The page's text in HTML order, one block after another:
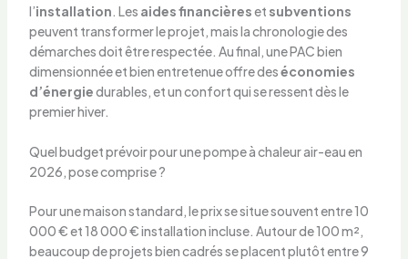
l’installation . Les aides financièreset subventions
peuvent transformer le projet, mais la chronologie des
démarches doit être respectée. Au final, une PAC bien
dimensionnée et bien entretenue offre deséconomies
d’énergiedurables, et un confort qui se ressent dès le
premier hiver.
Quel budget prévoir pour une pompe à chaleur air-eau en
2026, pose comprise ?
Pour une maison standard, le prix se situe souvent entre 10
000 € et 18 000 € installation incluse. Autour de 100 m²,
beaucoup de projets bien cadrés se placent plutôt entre 9